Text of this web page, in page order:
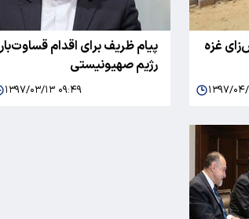
غزه
۱۱:۲۳
پیام ظریف برای اقدام قساوت‌بار
رژیم صهیونیستی
۱۳۹۷/۰۳/۱۳ ۰۹:۴۹